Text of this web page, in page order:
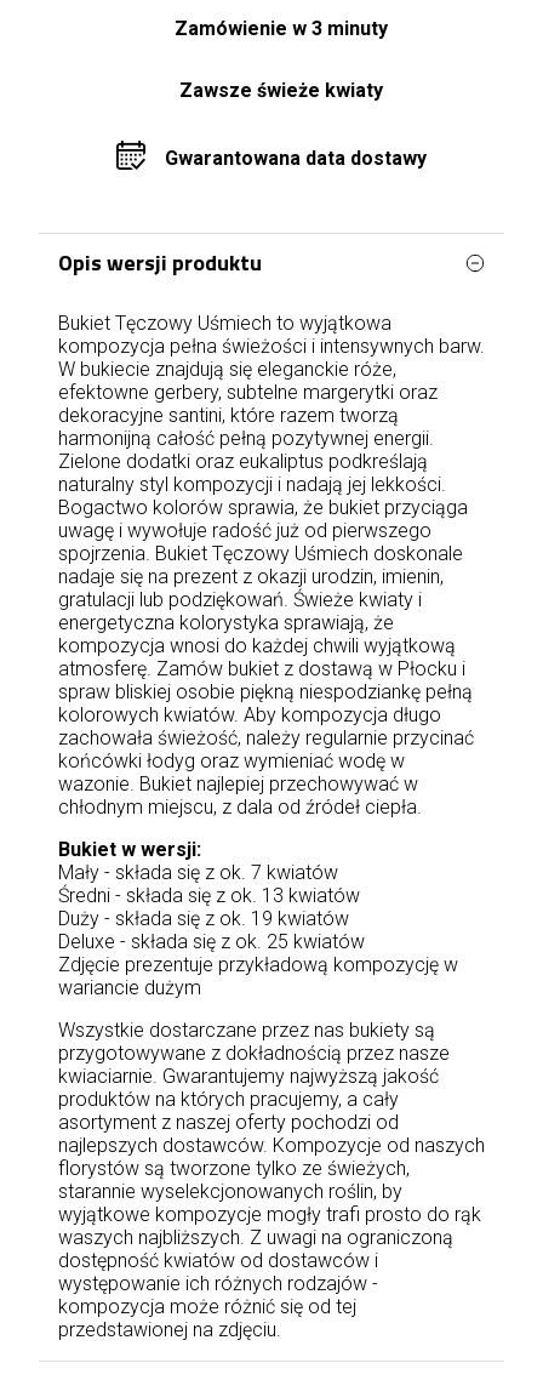
Zamówienie w 3 minuty
Zawsze świeże kwiaty
Gwarantowana data dostawy
Opis wersji produktu
Bukiet Tęczowy Uśmiech to wyjątkowa
kompozycja pełna świeżości i intensywnych barw.
W bukiecie znajdują się eleganckie róże,
efektowne gerbery, subtelne margerytki oraz
dekoracyjne santini, które razem tworzą
harmonijną całość pełną pozytywnej energii.
Zielone dodatki oraz eukaliptus podkreślają
naturalny styl kompozycji i nadają jej lekkości.
Bogactwo kolorów sprawia, że bukiet przyciąga
uwagę i wywołuje radość już od pierwszego
spojrzenia. Bukiet Tęczowy Uśmiech doskonale
nadaje się na prezent z okazji urodzin, imienin,
gratulacji lub podziękowań. Świeże kwiaty i
energetyczna kolorystyka sprawiają, że
kompozycja wnosi do każdej chwili wyjątkową
atmosferę. Zamów bukiet z dostawą w Płocku i
spraw bliskiej osobie piękną niespodziankę pełną
kolorowych kwiatów. Aby kompozycja długo
zachowała świeżość, należy regularnie przycinać
końcówki łodyg oraz wymieniać wodę w
wazonie. Bukiet najlepiej przechowywać w
chłodnym miejscu, z dala od źródeł ciepła.
Bukiet w wersji:
Mały - składa się z ok. 7 kwiatów
Średni - składa się z ok. 13 kwiatów
Duży - składa się z ok. 19 kwiatów
Deluxe - składa się z ok. 25 kwiatów
Zdjęcie prezentuje przykładową kompozycję w
wariancie dużym
Wszystkie dostarczane przez nas bukiety są
przygotowywane z dokładnością przez nasze
kwiaciarnie. Gwarantujemy najwyższą jakość
produktów na których pracujemy, a cały
asortyment z naszej oferty pochodzi od
najlepszych dostawców. Kompozycje od naszych
florystów są tworzone tylko ze świeżych,
starannie wyselekcjonowanych roślin, by
wyjątkowe kompozycje mogły trafi prosto do rąk
waszych najbliższych. Z uwagi na ograniczoną
dostępność kwiatów od dostawców i
występowanie ich różnych rodzajów -
kompozycja może różnić się od tej
przedstawionej na zdjęciu.